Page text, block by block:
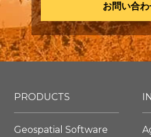
お問い合
PRODUCTS
Geospatial Software